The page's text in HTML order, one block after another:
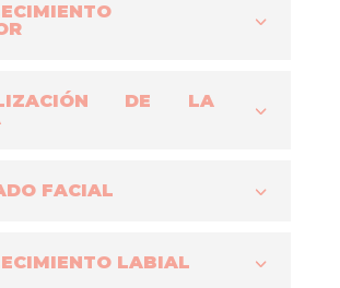
DE LA
FACIAL
LABIAL